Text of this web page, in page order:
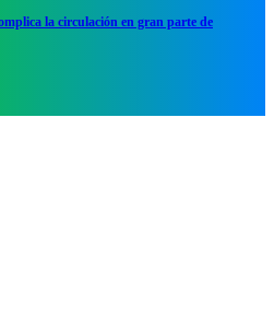
la circulación en gran parte de